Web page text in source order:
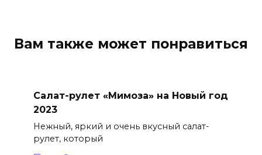
Вам также может понравиться
Салат-рулет «Мимоза» на Новый год
2023
Нежный, яркий и очень вкусный салат-
рулет, который